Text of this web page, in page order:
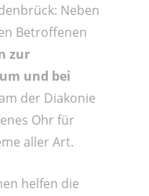
Neben
Betroffenen
zur
und bei
der Diakonie
Ohr für
aller Art.
helfen die